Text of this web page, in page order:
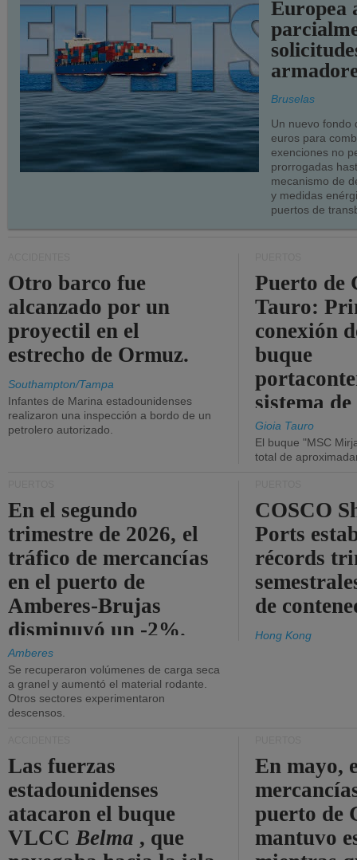
Europea
Bruselas
Un nuevo fondo
euros para
exenciones no
prorrogadas
mecanismo de
y medidas
puertos de
Otro barco fue
alcanzado por un
proyectil en el
estrecho de Ormuz.
Southampton/Tampa
Infantes de Marina estadounidenses
realizaron una inspección a bordo de un
petrolero autorizado.
Puerto de
Tauro:
conexión
buque
sistema
la red
Gioia Tauro
El buque "MSC
total de
En el segundo
trimestre de 2026, el
tráfico de mercancías
en el puerto de
Amberes-Brujas
disminuyó un -2%.
Amberes
Se recuperaron volúmenes de carga seca
a granel y aumentó el material rodante.
Otros sectores experimentaron
descensos.
COSCO
Ports
récords
de
Hong Kong
Las fuerzas
estadounidenses
atacaron el buque
VLCCBelma , que
En mayo,
puerto de
mantuvo